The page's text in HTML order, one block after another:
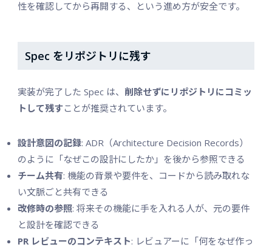
性を確認してから再開する、という進め方が安全です。
Spec をリポジトリに残す
実装が完了した Spec は、 削除せずにリポジトリにコミッ
トして残すことが推奨されています。
設計意図の記録: ADR（Architecture Decision Records）
のように「なぜこの設計にしたか」を後から参照できる
チーム共有: 機能の背景や要件を、コードから読み取れな
い文脈ごと共有できる
改修時の参照: 将来その機能に手を入れる人が、元の要件
と設計を確認できる
PR レビューのコンテキスト: レビュアーに「何をなぜ作っ